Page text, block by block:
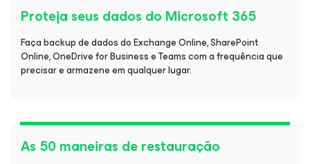
Proteja seus dados do Microsoft 365
Faça backup de dados do Exchange Online, SharePoint
Online, OneDrive for Business e Teams com a frequência que
precisar e armazene em qualquer lugar.
As 50 maneiras de restauração